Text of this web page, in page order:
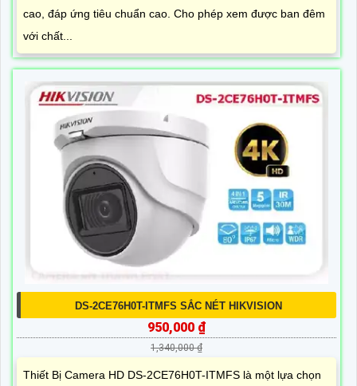
cao, đáp ứng tiêu chuẩn cao. Cho phép xem được ban đêm
với chất...
DS-2CE76H0T-ITMFS SẮC NÉT HIKVISION
950,000 ₫
1,340,000 ₫
Thiết Bị Camera HD DS-2CE76H0T-ITMFS là một lựa chọn